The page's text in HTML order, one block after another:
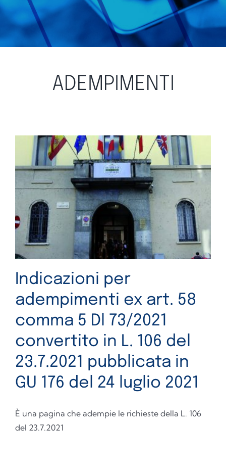
ADEMPIMENTI
Indicazioni per
adempimenti ex art. 58
comma 5 Dl 73/2021
convertito in L. 106 del
23.7.2021 pubblicata in
GU 176 del 24 luglio 2021
È una pagina che adempie le richieste della L. 106
del 23.7.2021